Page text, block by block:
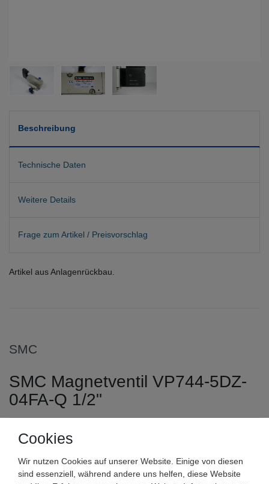
Beschreibung
Technische Daten
Weitere Details
Frage zum Artikel / Preisvorschlag
Artikel aus Anlagenrückbau.
SMC
SMC Magnetventil VP744-5DZ-
04FA-Q 1/2"
Barcode:
Cookies
Wir nutzen Cookies auf unserer Website. Einige von diesen
sind essenziell, während andere uns helfen, diese Website